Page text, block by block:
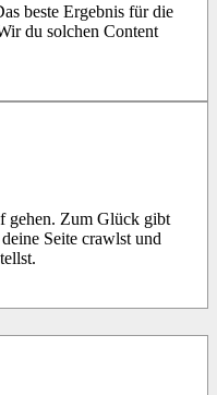
beste Ergebnis für die
du solchen Content
gehen. Zum Glück gibt
Seite crawlst und